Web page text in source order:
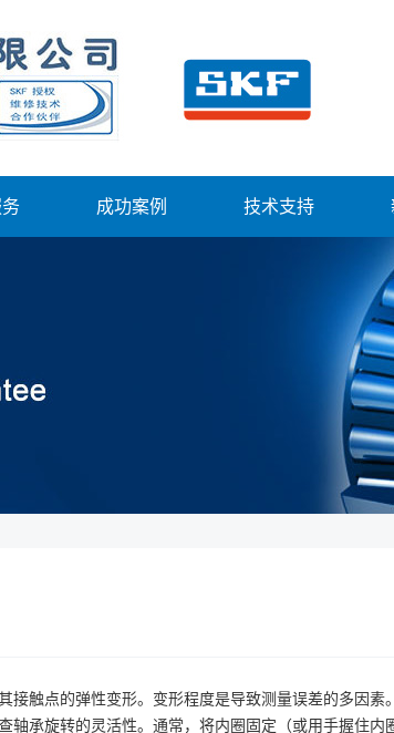
成功案例 技术支持
触点的弹性变形。变形程度是导致测量误差的多因素
轴承旋转的灵活性。通常，将内圈固定（或用手握住内